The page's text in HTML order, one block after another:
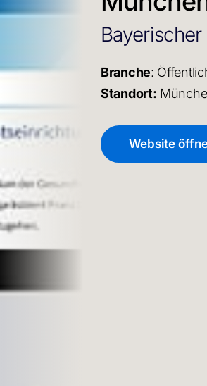
Branche:
Standort:
Website